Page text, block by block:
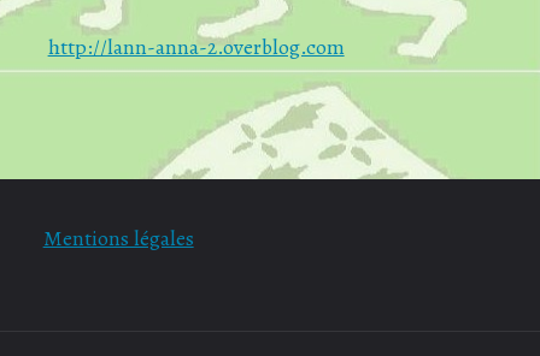
http://lann-anna-2.overblog.com
Mentions légales